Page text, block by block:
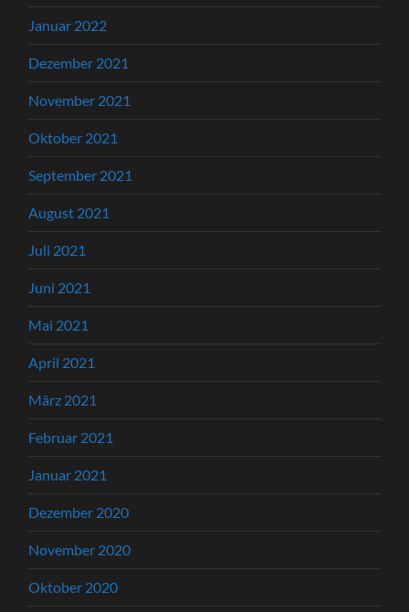
Januar 2022
Dezember 2021
November 2021
Oktober 2021
September 2021
August 2021
Juli 2021
Juni 2021
Mai 2021
April 2021
März 2021
Februar 2021
Januar 2021
Dezember 2020
November 2020
Oktober 2020